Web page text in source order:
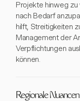
Projekte hinweg
nach Bedarf
hilft, Streitigkeiten
Management der
Verpflichtungen
können.
Regionale